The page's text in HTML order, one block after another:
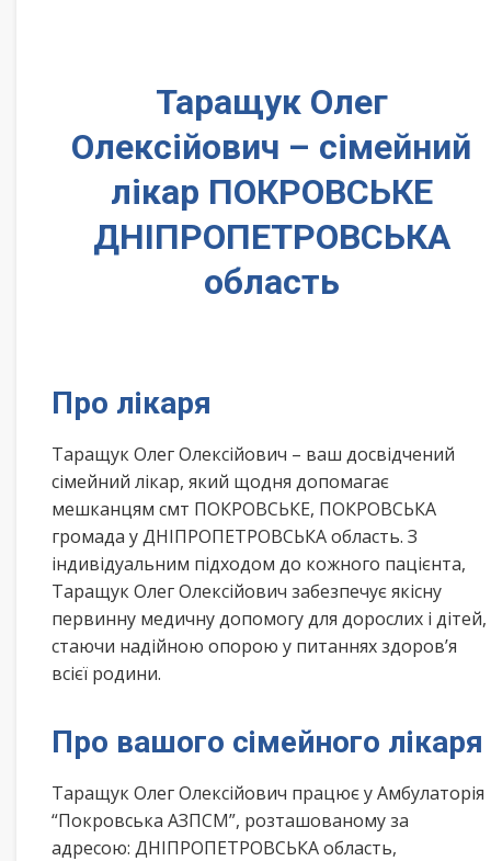
Таращук Олег
Олексійович – сімейний
лікар ПОКРОВСЬКЕ
ДНІПРОПЕТРОВСЬКА
область
Про лікаря
Таращук Олег Олексійович – ваш досвідчений
сімейний лікар, який щодня допомагає
мешканцям смт ПОКРОВСЬКЕ, ПОКРОВСЬКА
громада у ДНІПРОПЕТРОВСЬКА область. З
індивідуальним підходом до кожного пацієнта,
Таращук Олег Олексійович забезпечує якісну
первинну медичну допомогу для дорослих і дітей,
стаючи надійною опорою у питаннях здоров’я
всієї родини.
Про вашого сімейного лікаря
Таращук Олег Олексійович працює у Амбулаторія
“Покровська АЗПСМ”, розташованому за
адресою: ДНІПРОПЕТРОВСЬКА область,